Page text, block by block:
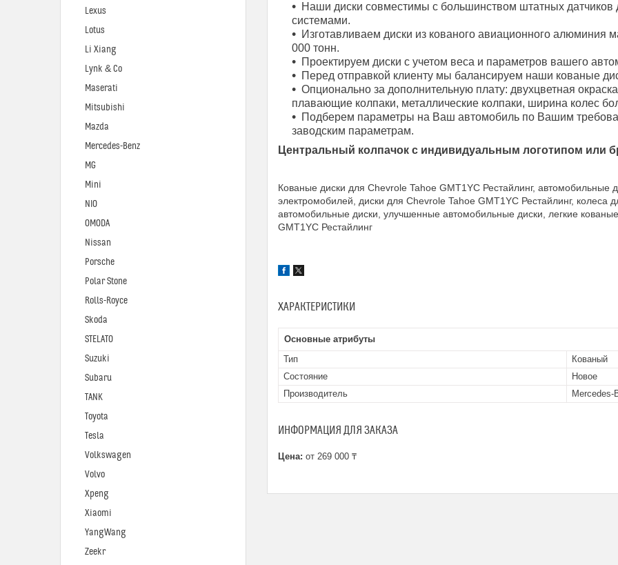
Наши диски совместимы с большинством штатных
системами.
Изготавливаем диски из кованого авиационного алюминия
000 тонн.
Проектируем диски с учетом веса и параметров вашего
Перед отправкой клиенту мы балансируем наши кованые
Опционально за дополнительную плату: двухцветная
плавающие колпаки, металлические колпаки, ширина колес
Подберем параметры на Ваш автомобиль по Вашим
заводским параметрам.
Центральный колпачок с индивидуальным логотипом или
Кованые диски для Chevrole Tahoe GMT1YC Рестайлинг, автомобильные
электромобилей, диски для Chevrole Tahoe GMT1YC Рестайлинг, колеса
автомобильные диски, улучшенные автомобильные диски, легкие
GMT1YC Рестайлинг
ХАРАКТЕРИСТИКИ
Основные атрибуты
Тип
Кованый
Состояние
Новое
Производитель
Mercedes-
ИНФОРМАЦИЯ ДЛЯ ЗАКАЗА
Цена: от 269 000 ₸
Lexus
Lotus
Li Xiang
Lynk & Co
Maserati
Mitsubishi
Mazda
Mercedes-Benz
MG
Mini
NIO
OMODA
Nissan
Porsche
Polar Stone
Rolls-Royce
Skoda
STELATO
Suzuki
Subaru
TANK
Toyota
Tesla
Volkswagen
Volvo
Xpeng
Xiaomi
YangWang
Zeekr